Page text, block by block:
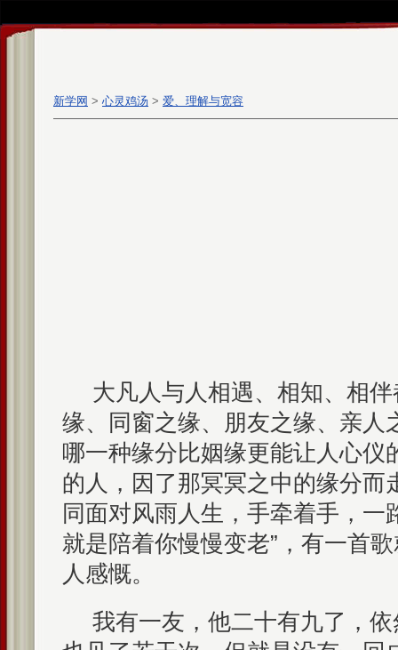
新学网 > 心灵鸡汤 > 爱、理解与宽容
大凡人与人相遇、相知、相
缘、同窗之缘、朋友之缘、亲
哪一种缘分比姻缘更能让人心仪
的人，因了那冥冥之中的缘分而
同面对风雨人生，手牵着手，一
就是陪着你慢慢变老”，有一首
人感慨。
我有一友，他二十有九了，